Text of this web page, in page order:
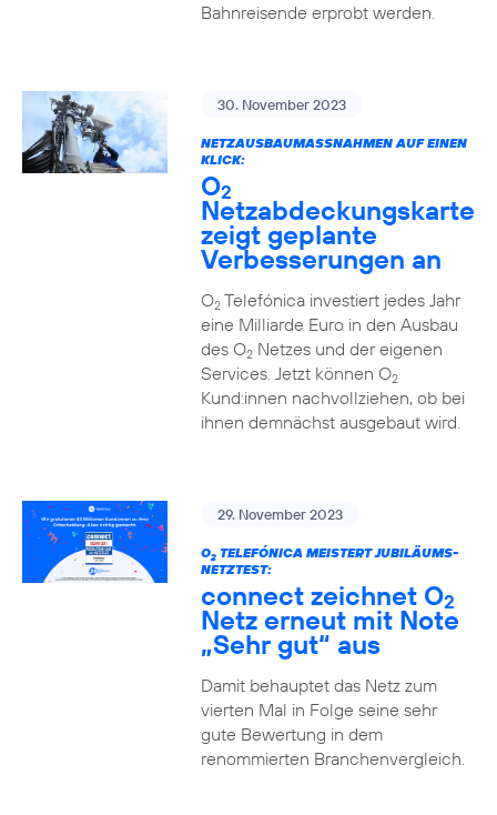
Bahnreisende erprobt werden.
30. November 2023
NETZAUSBAUMASSNAHMEN AUF EINEN K
LICK:
O2
Netzabdeckungskarte
zeigt geplante
Verbesserungen an
O2Telefónica investiert jedes Jahr
eine Milliarde Euro in den Ausbau
des O2Netzes und der eigenen
Services. Jetzt können O2
Kund:innen nachvollziehen, ob bei
ihnen demnächst ausgebaut wird.
29. November 2023
O2TELEFÓNICA MEISTERT JUBILÄUMS-
NETZTEST:
connect zeichnet O2
Netz erneut mit Note
„Sehr gut“ aus
Damit behauptet das Netz zum
vierten Mal in Folge seine sehr
gute Bewertung in dem
renommierten Branchenvergleich.